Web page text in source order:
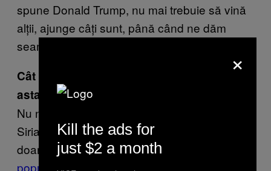
spune Donald Trump, nu mai trebuie să vină
alții, ajunge câți sunt, până când ne dăm
seama.
Cât crezi că ar trebui să dureze perioada
asta în care să nu mai intre nimeni?
Nu nimeni, doar persoanele din Iran, Irak,
Siria, unde există grupările astea radicale,
doar atât. Nu toți musulmanii. În Iran 1,6% din
populație(aproximativ 80 de milioane) este
×
Kill the ads for
just $2 a month